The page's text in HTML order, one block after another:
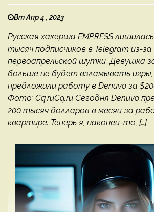
Вт Апр 4 , 2023
Русская хакерша EMPRESS
тысяч подписчиков в Telegram из-за
первоапрельской шутки. Девушка
больше не будет взламывать
предложили работу в Denuvo за
Фото: Cq.ruCq.ru Сегодня Denuvo
200 тысяч долларов в месяц за
квартире. Теперь я, наконец-то, […]